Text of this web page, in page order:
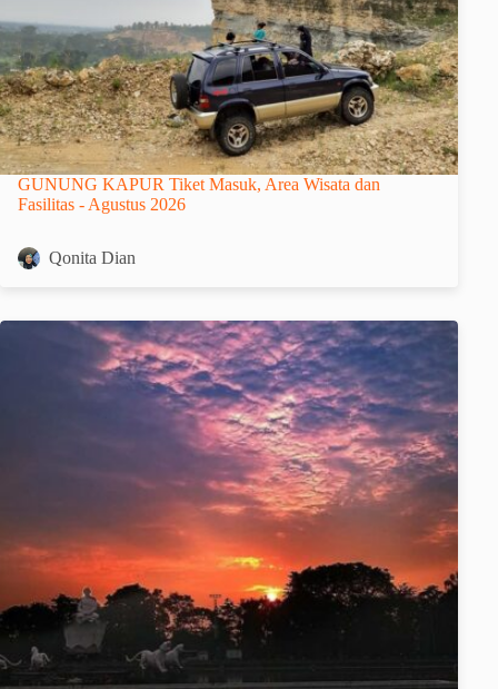
GUNUNG KAPUR Tiket Masuk, Area Wisata dan
Fasilitas - Agustus 2026
Qonita Dian